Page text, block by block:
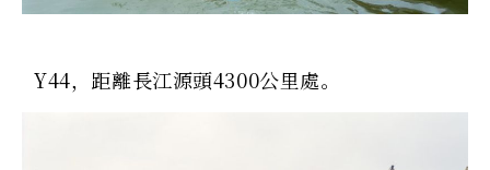
Y44，距離長江源頭4300公里處。